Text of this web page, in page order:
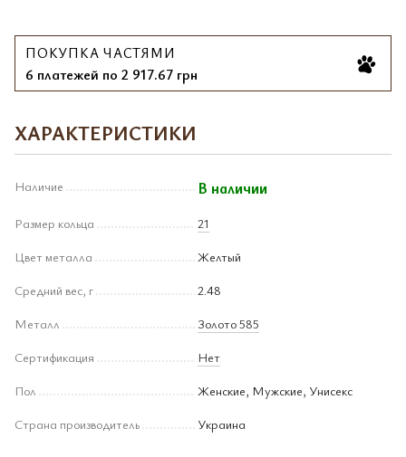
ПОКУПКА ЧАСТЯМИ
6 платежей по 2 917.67 грн
ХАРАКТЕРИСТИКИ
Наличие В наличии
Размер кольца
21
Цвет металла
Желтый
Средний вес, г
2.48
Металл
Золото 585
Сертификация
Нет
Пол
Женские, Мужские, Унисекс
Страна производитель
Украина